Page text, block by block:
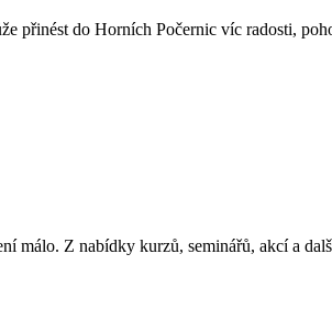
přinést do Horních Počernic víc radosti,
málo. Z nabídky kurzů, seminářů, akcí a